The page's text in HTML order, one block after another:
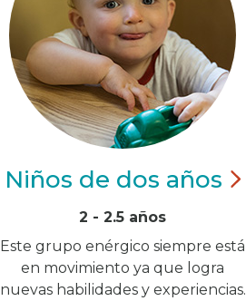
Niños de dos años
2 - 2.5 años
Este grupo enérgico siempre está
en movimiento ya que logra
nuevas habilidades y experiencias.